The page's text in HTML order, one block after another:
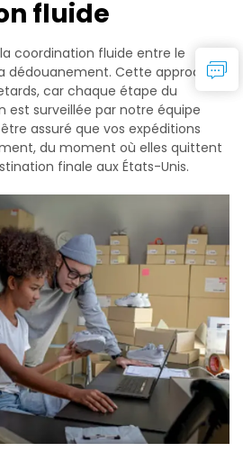
fluide
coordination fluide entre le
dédouanement. Cette approche
car chaque étape du
est surveillée par notre équipe
assuré que vos expéditions
du moment où elles quittent
finale aux États-Unis.